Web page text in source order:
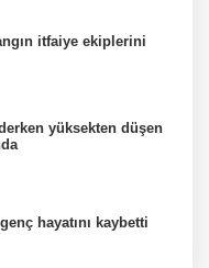
itfaiye ekiplerini
yüksekten düşen
hayatını kaybetti